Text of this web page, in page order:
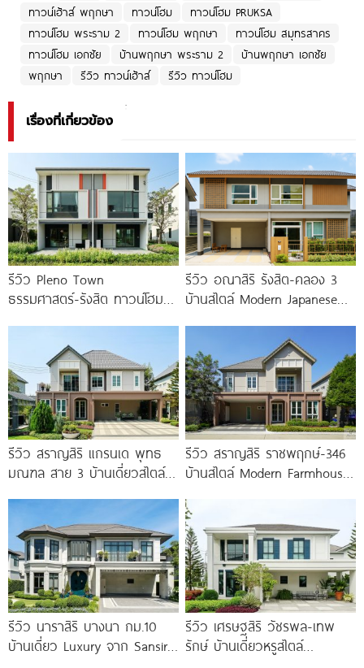
ทาวน์เฮ้าส์ พฤกษา
ทาวน์โฮม
ทาวน์โฮม PRUKSA
ทาวน์โฮม พระราม 2
ทาวน์โฮม พฤกษา
ทาวน์โฮม สมุทรสาคร
ทาวน์โฮม เอกชัย
บ้านพฤกษา พระราม 2
บ้านพฤกษา เอกชัย
พฤกษา
รีวิว ทาวน์เฮ้าส์ รีวิว ทาวน์โฮม
เรื่องที่เกี่ยวข้อง
รีวิว Pleno Town
ธรรมศาสตร์-รังสิต ทาวน์โฮม
รีวิว อณาสิริ รังสิต-คลอง 3
บ้านสไตล์ Modern Japanese
รีวิว สราญสิริ แกรนเด พุทธ
มณฑล สาย 3 บ้านเดี่ยวสไตล์
รีวิว สราญสิริ ราชพฤกษ์-346
บ้านสไตล์ Modern Farmhouse​
เริ่ม 5.99
รีวิว นาราสิริ บางนา กม.10
บ้านเดี่ยว Luxury จาก Sansiri
รีวิว เศรษฐสิริ วัชรพล-เทพ
รักษ์ บ้านเดี่ยวหรูสไตล์